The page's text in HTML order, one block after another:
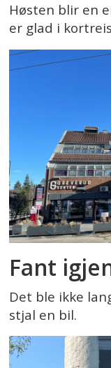
Høsten blir en
er glad i
Fant
Det ble ikke
stjal en bil.